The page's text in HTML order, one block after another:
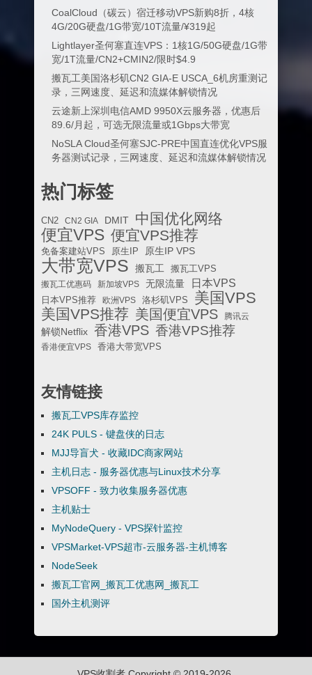
CoalCloud（碳云）宿迁移动VPS新购8折，4核
4G/20G硬盘/1G带宽/10T流量/¥319起
Lightlayer圣何塞直连VPS：1核1G/50G硬盘/1G带
宽/1T流量/CN2+CMIN2/限时$4.9
搬瓦工美国洛杉矶CN2 GIA-E USCA_6机房重测记
录，三网速度、延迟和流媒体解锁情况
云途新上深圳电信AMD 9950X云服务器，优惠后
89.6/月起，可选无限流量或1Gbps大带宽
NoSLA Cloud圣何塞SJC-PRE中国直连优化VPS服
务器测试记录，三网速度、延迟和流媒体解锁情况
热门标签
CN2 CN2 GIA DMIT 中国优化网络
便宜VPS 便宜VPS推荐
免备案建站VPS 原生IP 原生IP VPS
大带宽VPS 搬瓦工
搬瓦工VPS
搬瓦工优惠码
新加坡VPS 无限流量 日本VPS
日本VPS推荐 欧洲VPS 洛杉矶VPS 美国VPS
美国VPS推荐 美国便宜VPS 腾讯云
解锁Netflix 香港VPS 香港VPS推荐
香港便宜VPS 香港大带宽VPS
友情链接
搬瓦工VPS库存监控
24K PULS - 键盘侠的日志
MJJ导盲犬 - 收藏IDC商家网站
主机日志 - 服务器优惠与Linux技术分享
VPSOFF - 致力收集服务器优惠
主机贴士
MyNodeQuery - VPS探针监控
VPSMarket-VPS超市-云服务器-主机博客
NodeSeek
搬瓦工官网_搬瓦工优惠网_搬瓦工
国外主机测评